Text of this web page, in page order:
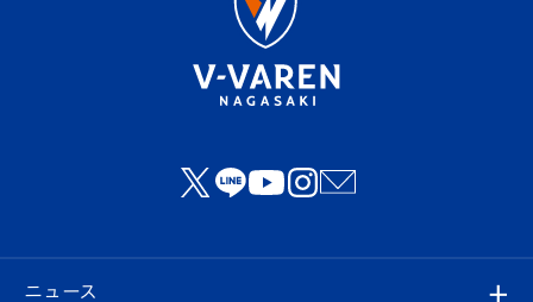
ニュース